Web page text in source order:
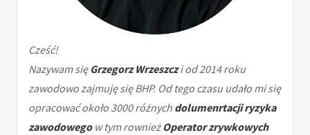
Cześć!
Nazywam sięGrzegorz Wrzeszczi od 2014 roku
zawodowo zajmuję się BHP. Od tego czasu udało mi się
opracować około 3000 różnych dolumenrtacji ryzyka
zawodowegow tym rownieżOperator zrywkowych